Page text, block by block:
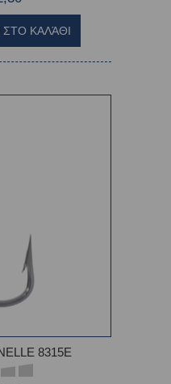
8315E